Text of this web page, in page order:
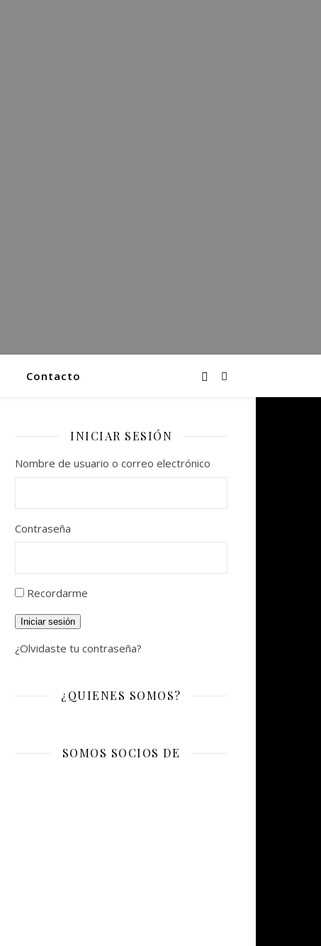
Contacto
INICIAR SESIÓN
Nombre de usuario o correo electrónico
Contraseña
Recordarme
Iniciar sesión
¿Olvidaste tu contraseña?
¿QUIENES SOMOS?
SOMOS SOCIOS DE